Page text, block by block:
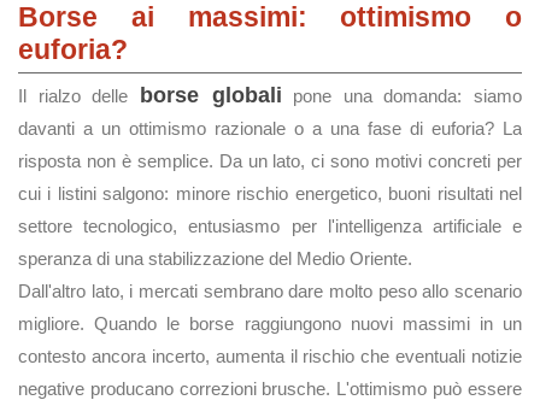
Borse ai massimi: ottimismo o
euforia?
Il rialzo delle borse globali pone una domanda: siamo
davanti a un ottimismo razionale o a una fase di euforia? La
risposta non è semplice. Da un lato, ci sono motivi concreti per
cui i listini salgono: minore rischio energetico, buoni risultati nel
settore tecnologico, entusiasmo per l'intelligenza artificiale e
speranza di una stabilizzazione del Medio Oriente.
Dall'altro lato, i mercati sembrano dare molto peso allo scenario
migliore. Quando le borse raggiungono nuovi massimi in un
contesto ancora incerto, aumenta il rischio che eventuali notizie
negative producano correzioni brusche. L'ottimismo può essere